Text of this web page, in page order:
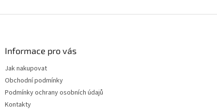
Informace pro vás
Jak nakupovat
Obchodní podmínky
Podmínky ochrany osobních údajů
Kontakty